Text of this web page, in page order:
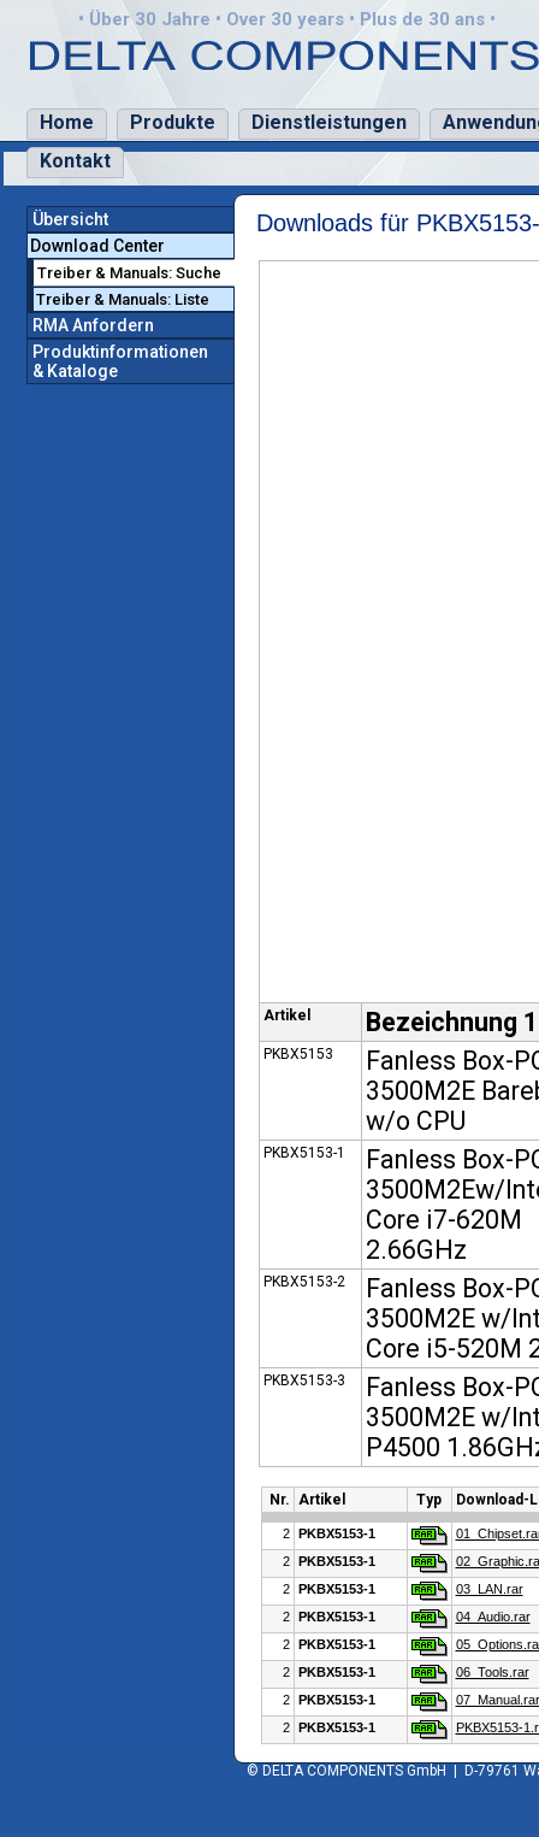
• Über 30 Jahre • Over 30 years • Plus de 30 ans •
Home Produkte Dienstleistungen
Kontakt
Übersicht
Download Center
Treiber & Manuals: Suche
Treiber & Manuals: Liste
RMA Anfordern
Produktinformationen
& Kataloge
Downloads für
Artikel Bezeichnung 1
PKBX5153
Fanless Box-
3500M2E
w/o CPU
PKBX5153-1
Fanless Box-
3500M2Ew/
Core i7-620M
2.66GHz
PKBX5153-2
Fanless Box-
3500M2E w/
Core i5-520M
PKBX5153-3
Fanless Box-
3500M2E w/
P4500
Nr. Artikel Typ Download-
2 PKBX5153-1
2
PKBX5153-1
2
PKBX5153-1
03_LAN.rar
2
PKBX5153-1
04_Audio.rar
2
PKBX5153-1
2
PKBX5153-1
06_Tools.rar
2
PKBX5153-1
07_Manual.rar
2
PKBX5153-1 PKBX5153-
© DELTA COMPONENTS GmbH | D-